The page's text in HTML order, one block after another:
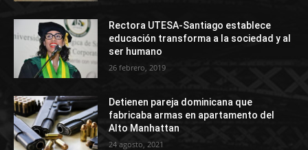
Rectora UTESA-Santiago establece
educación transforma a la sociedad y al
ser humano
26 febrero, 2019
Detienen pareja dominicana que
fabricaba armas en apartamento del
Alto Manhattan
24 agosto, 2021